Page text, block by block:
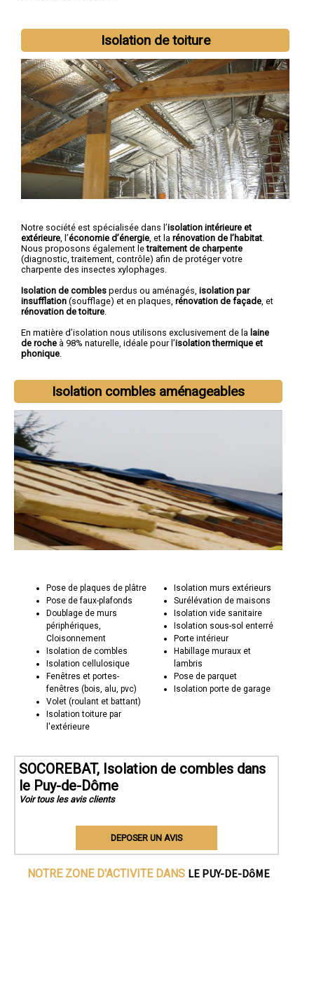
Isolation de toiture
Notre société est spécialisée dans l’isolation intérieure et
extérieure, l’économie d’énergie, et la rénovation de l’habitat.
Nous proposons également letraitement de charpente
(diagnostic, traitement, contrôle) afin de protéger votre
charpente des insectes xylophages.
Isolation de combles perdus ou aménagés, isolation par
insufflation (soufflage) et en plaques, rénovation de façade, et
rénovation de toiture.
En matière d’isolation nous utilisons exclusivement de la laine
de roche à 98% naturelle, idéale pour l’isolation thermique et
phonique.
Isolation combles aménageables
Pose de plaques de plâtre
Pose de faux-plafonds
Doublage de murs
périphériques,
Cloisonnement
Isolation de combles
Isolation cellulosique
Fenêtres et portes-
fenêtres (bois, alu, pvc)
Volet (roulant et battant)
Isolation toiture par
l'extérieure
Isolation murs extérieurs
Surélévation de maisons
Isolation vide sanitaire
Isolation sous-sol enterré
Porte intérieur
Habillage muraux et
lambris
Pose de parquet
Isolation porte de garage
SOCOREBAT, Isolation de combles dans
le Puy-de-Dôme
Voir tous les avis clients
DEPOSER UN AVIS
NOTRE ZONE D'ACTIVITE DANS LE PUY-DE-DôME